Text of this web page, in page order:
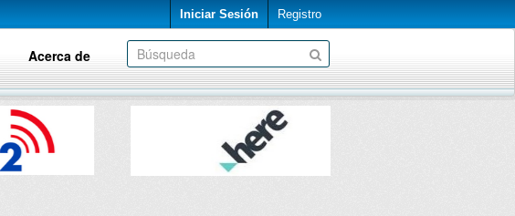
Iniciar Sesión Registro
Acerca de